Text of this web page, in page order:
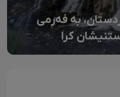
بە فەرمی
کرا